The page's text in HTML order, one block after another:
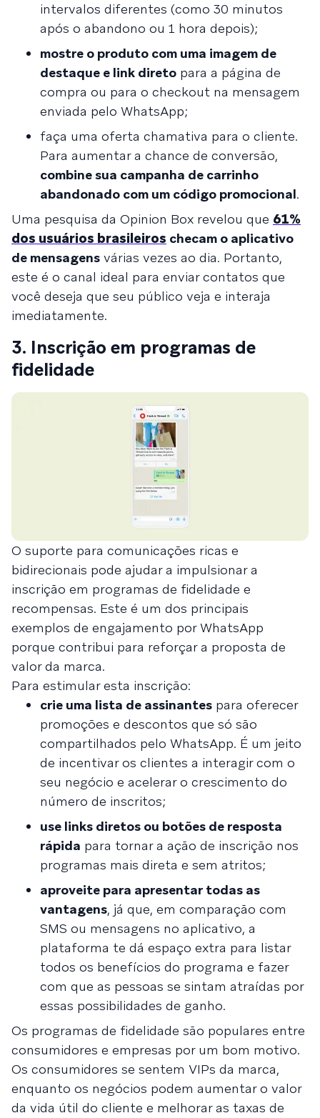
intervalos diferentes (como 30 minutos
após o abandono ou 1 hora depois);
mostre o produto com uma imagem de
destaque e link direto para a página de
compra ou para o checkout na mensagem
enviada pelo WhatsApp;
faça uma oferta chamativa para o cliente.
Para aumentar a chance de conversão,
combine sua campanha de carrinho
abandonado com um código promocional.
Uma pesquisa da Opinion Box revelou que 61%
dos usuários brasileiros checam o aplicativo
de mensagens várias vezes ao dia. Portanto,
este é o canal ideal para enviar contatos que
você deseja que seu público veja e interaja
imediatamente.
3. Inscrição em programas de
fidelidade
O suporte para comunicações ricas e
bidirecionais pode ajudar a impulsionar a
inscrição em programas de fidelidade e
recompensas. Este é um dos principais
exemplos de engajamento por WhatsApp
porque contribui para reforçar a proposta de
valor da marca.
Para estimular esta inscrição:
crie uma lista de assinantes para oferecer
promoções e descontos que só são
compartilhados pelo WhatsApp. É um jeito
de incentivar os clientes a interagir com o
seu negócio e acelerar o crescimento do
número de inscritos;
use links diretos ou botões de resposta
rápida para tornar a ação de inscrição nos
programas mais direta e sem atritos;
aproveite para apresentar todas as
vantagens, já que, em comparação com
SMS ou mensagens no aplicativo, a
plataforma te dá espaço extra para listar
todos os benefícios do programa e fazer
com que as pessoas se sintam atraídas por
essas possibilidades de ganho.
Os programas de fidelidade são populares entre
consumidores e empresas por um bom motivo.
Os consumidores se sentem VIPs da marca,
enquanto os negócios podem aumentar o valor
da vida útil do cliente e melhorar as taxas de